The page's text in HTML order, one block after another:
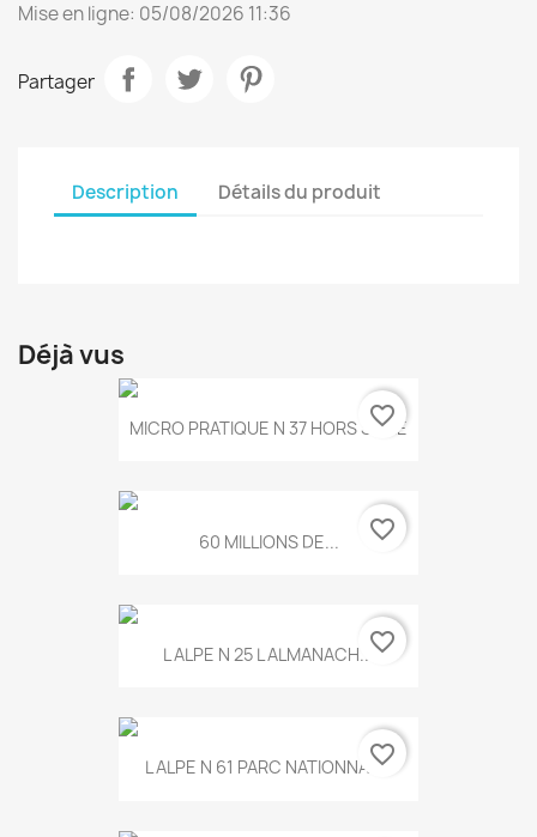
Mise en ligne: 05/08/2026 11:36
Partager
Description Détails du produit
Déjà vus
MICRO PRATIQUE N 37 HORS SERIE
favorite_border
60 MILLIONS DE... favorite_border
L ALPE N 25 L ALMANACH...favorite_border
L ALPE N 61 PARC NATIONNAL...
favorite_border